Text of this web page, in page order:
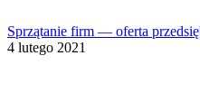
Sprzątanie firm — oferta
4 lutego 2021